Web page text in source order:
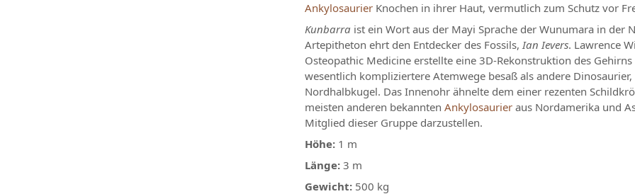
Ankylosaurier Knochen in ihrer Haut, vermutlich zum Schutz vor
Kunbarra ist ein Wort aus der Mayi Sprache der Wunumara in der
Artepitheton ehrt den Entdecker des Fossils,Ian Ievers. Lawrence
Osteopathic Medicine erstellte eine 3D-Rekonstruktion des
wesentlich kompliziertere Atemwege besaß als andere
Nordhalbkugel. Das Innenohr ähnelte dem einer rezenten
meisten anderen bekannten Ankylosaurier aus Nordamerika und
Mitglied dieser Gruppe darzustellen.
Höhe: 1 m
Länge: 3 m
Gewicht: 500 kg